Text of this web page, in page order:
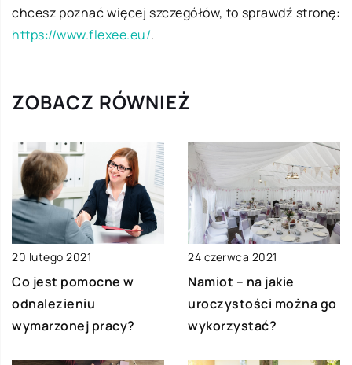
chcesz poznać więcej szczegółów, to sprawdź stronę:
https://www.flexee.eu/.
ZOBACZ RÓWNIEŻ
20 lutego 2021
Co jest pomocne w
odnalezieniu
wymarzonej pracy?
24 czerwca 2021
Namiot – na jakie
uroczystości można go
wykorzystać?